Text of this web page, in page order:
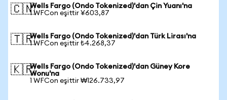
🇨🇳Wells Fargo (Ondo Tokenized)'dan Çin Yuanı'na
1 WFCon eşittir ¥603,87
🇹🇷Wells Fargo (Ondo Tokenized)'dan Türk Lirası'na
1 WFCon eşittir ₺4.268,37
🇰🇷Wells Fargo (Ondo Tokenized)'dan Güney Kore
Wonu'na
1 WFCon eşittir ₩126.733,97